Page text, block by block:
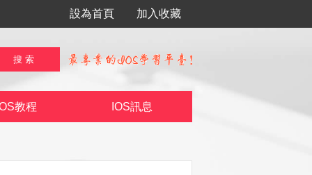
設為首頁 加入收藏
教程 IOS訊息